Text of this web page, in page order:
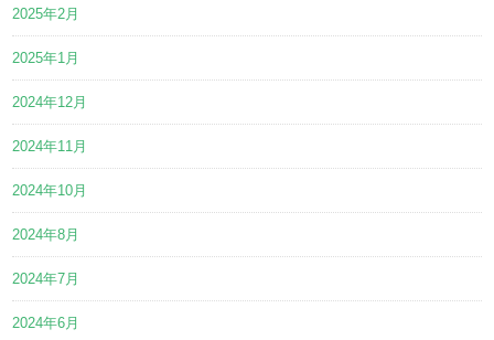
2025年2月
2025年1月
2024年12月
2024年11月
2024年10月
2024年8月
2024年7月
2024年6月